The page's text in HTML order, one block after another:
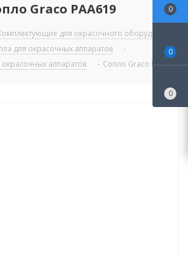
Graco PAA619
для окрасочного оборудования
для окрасочных аппаратов
-
аппаратов
- Сопло Graco PAA619
0
0
0